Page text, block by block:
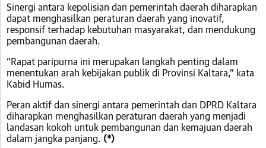
Sinergi antara kepolisian dan pemerintah daerah diharapkan
dapat menghasilkan peraturan daerah yang inovatif,
responsif terhadap kebutuhan masyarakat, dan mendukung
pembangunan daerah.
“Rapat paripurna ini merupakan langkah penting dalam
menentukan arah kebijakan publik di Provinsi Kaltara,” kata
Kabid Humas.
Peran aktif dan sinergi antara pemerintah dan DPRD Kaltara
diharapkan menghasilkan peraturan daerah yang menjadi
landasan kokoh untuk pembangunan dan kemajuan daerah
dalam jangka panjang. (*)